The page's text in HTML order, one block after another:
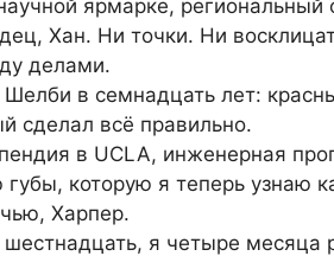
ярмарке,
Хан. Ни точки. Ни
делами.
в семнадцать лет:
сделал всё правильно.
в UCLA, инженерная
которую я теперь узнаю
Харпер.
я четыре месяца